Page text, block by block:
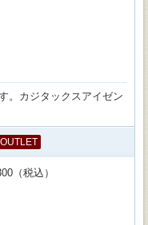
。カジタックスアイゼン
OUTLET
（税込）